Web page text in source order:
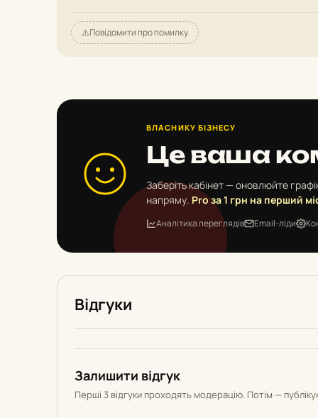
⚠️Повідомити про помилку
ВЛАСНИКУ БІЗНЕСУ
Це ваша
Заберіть кабінет — оновлюйте
напряму. Pro за 1 грн на перший
Аналітика переглядів Email-ліди
Відгуки
Залишити відгук
Перші 3 відгуки проходять модерацію. Потім —